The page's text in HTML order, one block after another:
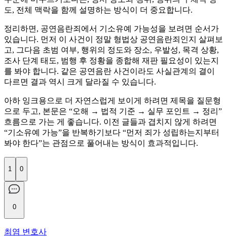
도, 전체 맥락을 함께 설명하는 방식이 더 중요합니다.
정리하면, 공연음란죄에서 기소유예 가능성을 보려면 순서가
있습니다. 먼저 이 사건이 정말 형법상 공연음란죄인지 살펴보
고, 그다음 초범 여부, 행위의 정도와 장소, 우발성, 목격 상황,
조사 단계 태도, 범행 후 정황을 종합해 재판 필요성이 있는지
를 봐야 합니다. 같은 공연음란 사건이라도 사실관계의 결이
다르면 결과 역시 크게 달라질 수 있습니다.
아하 잉크용으로 더 자연스럽게 보이게 하려면 제목을 질문형
으로 두고, 본문은 “오해 → 법적 기준 → 실무 포인트 → 정리”
흐름으로 가는 게 좋습니다. 이전 글들과 겹치지 않게 하려면
“기소유예 가능”을 반복하기보다 “먼저 죄가 성립하는지부터
봐야 한다”는 관점으로 풀어내는 방식이 효과적입니다.
1 0
0
최염 변호사